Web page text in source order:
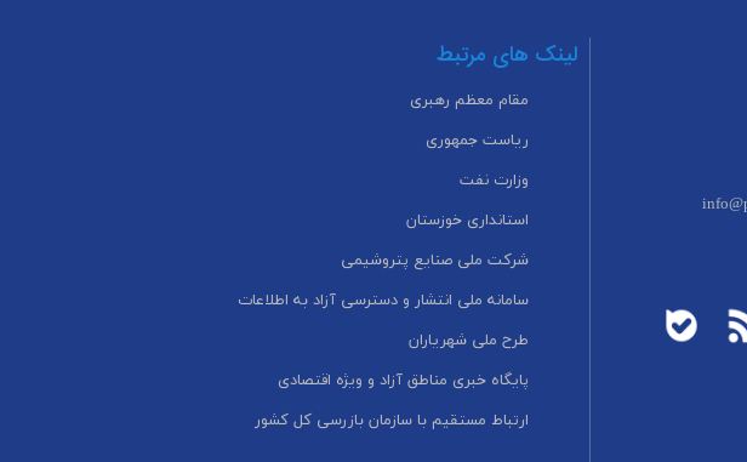
لینک های مرتبط
مقام معظم رهبری
ریاست جمهوری
وزارت نفت
استانداری خوزستان
شرکت ملی صنایع پتروشیمی
سامانه ملی انتشار و دسترسی آزاد به اطلاعات
طرح ملی شهریاران
پایگاه خبری مناطق آزاد و ویژه اقتصادی
ارتباط مستقیم با سازمان بازرسی کل کشور